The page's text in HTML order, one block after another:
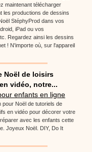
maintenant télécharger
les productions de dessins
StéphyProd dans vos
iPad ou vos
Regardez ainsi les dessins
! N'importe où, sur l'appareil
Noël de loisirs
vidéo, notre...
enfants en ligne
pour Noël de tutoriels de
en vidéo pour décorer votre
avec les enfants cette
Joyeux Noël. DIY, Do It